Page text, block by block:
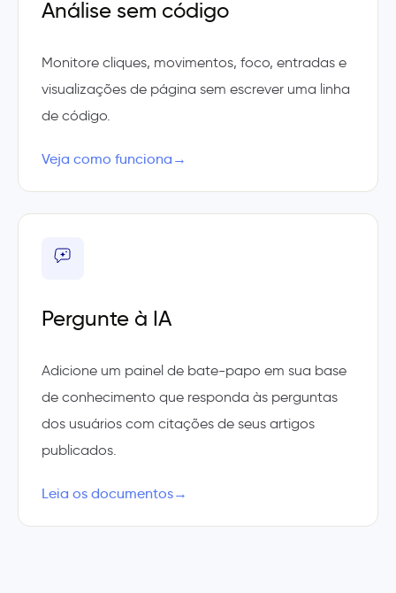
Análise sem código
Monitore cliques, movimentos, foco, entradas e
visualizações de página sem escrever uma linha
de código.
Veja como funciona →
Pergunte à IA
Adicione um painel de bate-papo em sua base
de conhecimento que responda às perguntas
dos usuários com citações de seus artigos
publicados.
Leia os documentos→